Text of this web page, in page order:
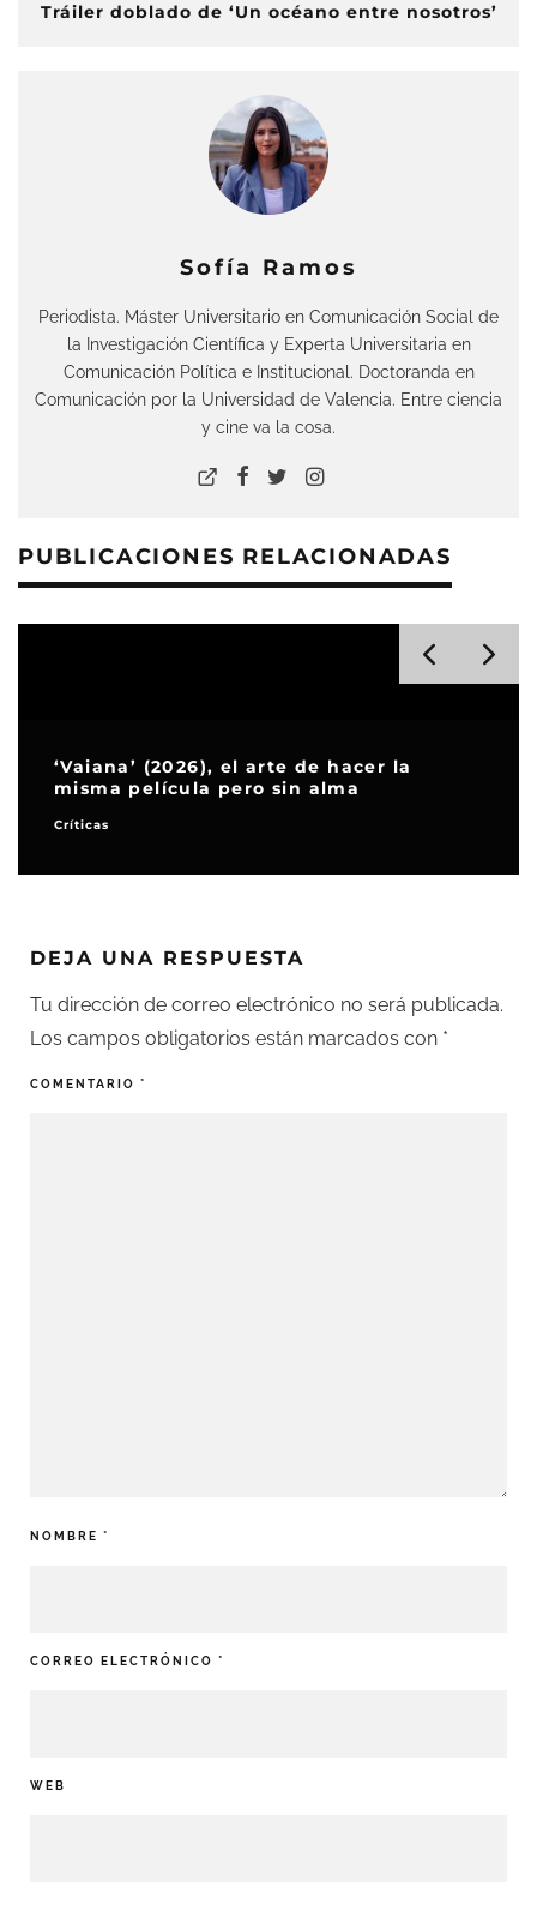
Tráiler doblado de ‘Un océano entre nosotros’
Sofía Ramos
Periodista. Máster Universitario en Comunicación Social de
la Investigación Científica y Experta Universitaria en
Comunicación Política e Institucional. Doctoranda en
Comunicación por la Universidad de Valencia. Entre ciencia
y cine va la cosa.
PUBLICACIONES RELACIONADAS
‘Hokum’, la consolidación de un nuevo
maestro del terror actual
Críticas
DEJA UNA RESPUESTA
Tu dirección de correo electrónico no será publicada.
Los campos obligatorios están marcados con *
COMENTARIO *
NOMBRE *
CORREO ELECTRÓNICO *
WEB